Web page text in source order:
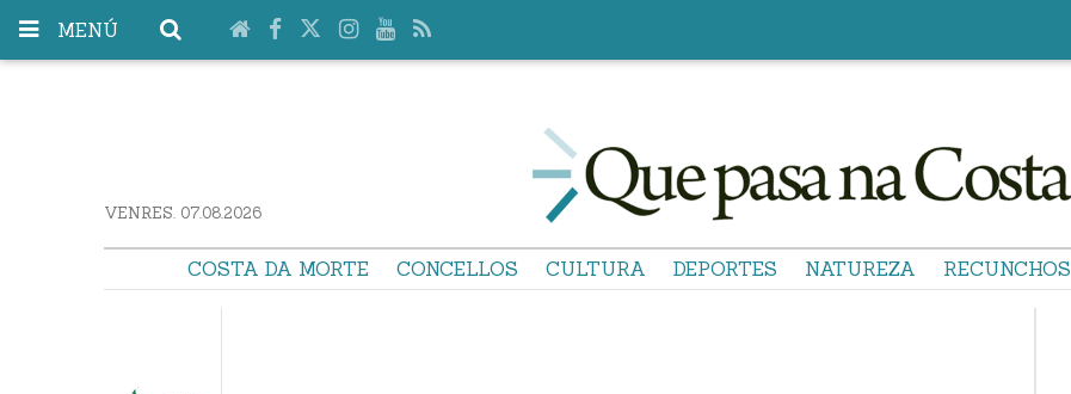
MENÚ
VENRES. 07.08.2026
COSTA DA MORTE CONCELLOS CULTURA DEPORTES NATUREZA RECUNCHOS